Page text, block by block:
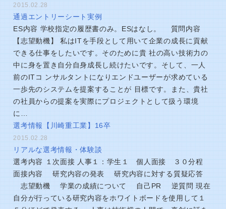
2015.02.28
通過エントリーシート実例
ES内容 学校指定の履歴書のみ。ESはなし。 質問内容
【志望動機】 私はITを手段として用いて企業の成長に貢献
できる仕事をしたいです。そのために貴 社の高い技術力の
中に身を置き自分自身成長し続けたいです。そして、一人
前のITコ ンサルタントになりエンドユーザーが求めている
一歩先のシステムを提案することが 目標です。また、貴社
の社員からの提案を実際にプロジェクトとして扱う環境
に…
選考情報【川崎重工業】16卒
2015.02.28
リアルな選考情報・体験談
選考内容 １次面接 人事１：学生１ 個人面接 ３０分程
面接内容 研究内容の発表 研究内容に対する質疑応答
志望動機 学業の成績について 自己PR 逆質問 現在
自分が行っている研究内容をホワイトボードを使用して１